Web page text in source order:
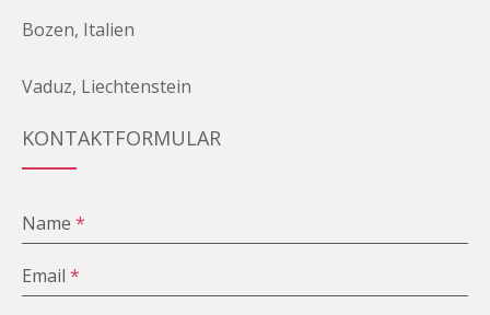
Bozen, Italien
Vaduz, Liechtenstein
KONTAKTFORMULAR
Name*
Email*